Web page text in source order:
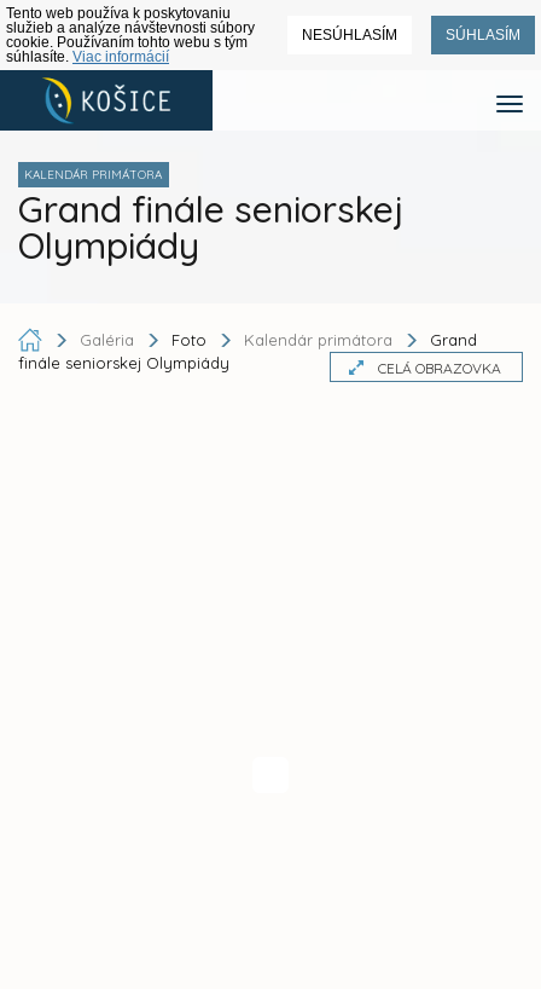
Tento web používa k poskytovaniu
služieb a analýze návštevnosti súbory
cookie. Používaním tohto webu s tým
súhlasíte. Viac informácií
NESÚHLASÍM SÚHLASÍM
KALENDÁR PRIMÁTORA
Grand finále seniorskej
Olympiády
Galéria Foto Kalendár primátora
Grand
finále seniorskej Olympiády
CELÁ OBRAZOVKA